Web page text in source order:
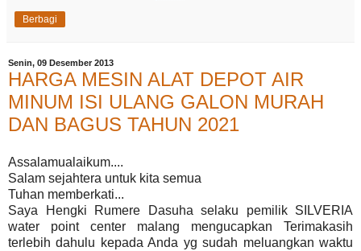
Berbagi
Senin, 09 Desember 2013
HARGA MESIN ALAT DEPOT AIR
MINUM ISI ULANG GALON MURAH
DAN BAGUS TAHUN 2021
Assalamualaikum....
Salam sejahtera untuk kita semua
Tuhan memberkati...
Saya Hengki Rumere Dasuha selaku pemilik SILVERIA
water point center malang mengucapkan Terimakasih
terlebih dahulu kepada Anda yg sudah meluangkan waktu